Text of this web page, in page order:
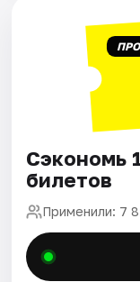
Сэкономь
билетов
Применили: 7